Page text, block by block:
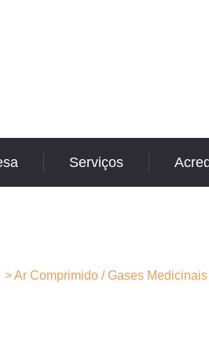
Serviços
>Ar Comprimido / Gases Medicinais